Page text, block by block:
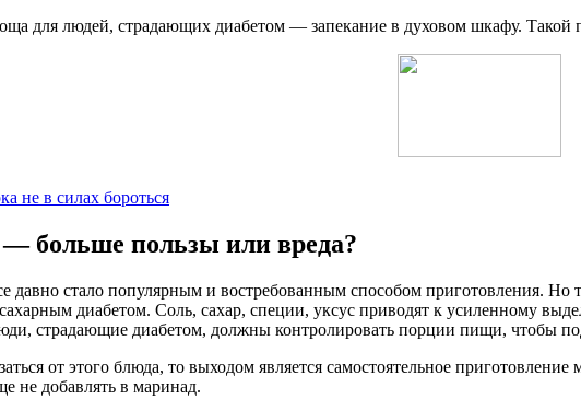
для людей, страдающих диабетом — запекание в духовом шкафу. Такой
не в силах бороться
больше пользы или вреда?
давно стало популярным и востребованным способом приготовления. Но
диабетом. Соль, сахар, специи, уксус приводят к усиленному
страдающие диабетом, должны контролировать порции пищи, чтобы
от этого блюда, то выходом является самостоятельное приготовление
не добавлять в маринад.